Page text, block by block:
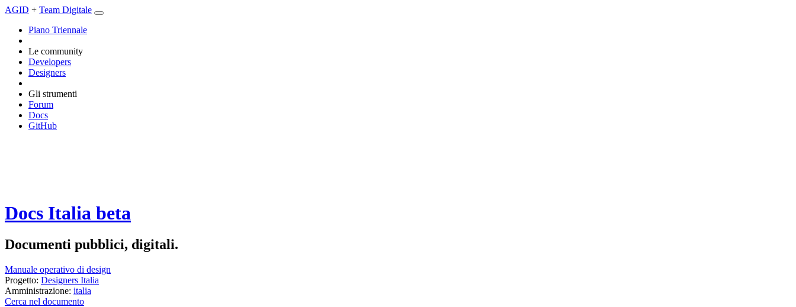
AGID + Team Digitale
Piano Triennale
Le community
Developers
Designers
Gli strumenti
Forum
Docs
GitHub
Docs Italia beta
Documenti pubblici, digitali.
Manuale operativo di design
Progetto: Designers Italia
Amministrazione: italia
Cerca nel documento